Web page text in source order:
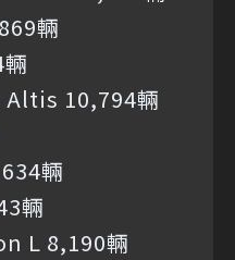
輛
Altis 10,794輛
輛
輛
L 8,190輛